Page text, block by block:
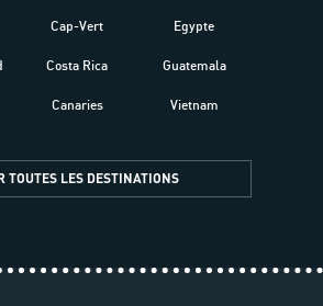
Cap-Vert
Costa Rica
Canaries
Egypte
Guatemala
Vietnam
TOUTES LES DESTINATIONS